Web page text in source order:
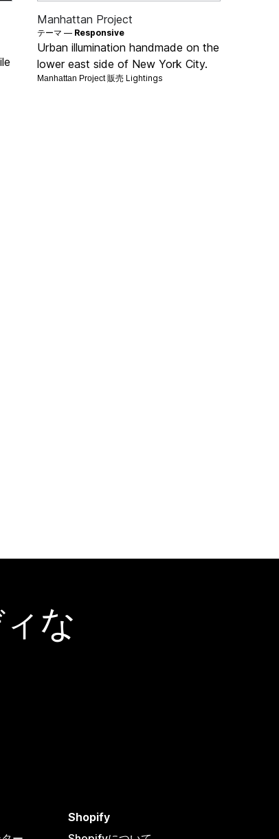
Manhattan Project
テーマ — Responsive
Urban illumination handmade on the
lower east side of New York City.
Manhattan Project 販売 Lightings
な
Shopify